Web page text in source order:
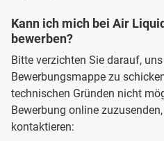
Kann ich mich bei Air
bewerben?
Bitte verzichten Sie darauf,
Bewerbungsmappe zu
technischen Gründen nicht
Bewerbung online
kontaktieren: